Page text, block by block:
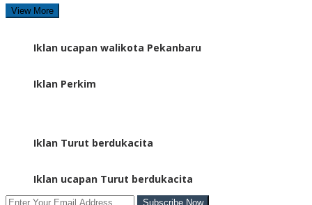
View More
Iklan ucapan walikota Pekanbaru
Iklan Perkim
Iklan Turut berdukacita
Iklan ucapan Turut berdukacita